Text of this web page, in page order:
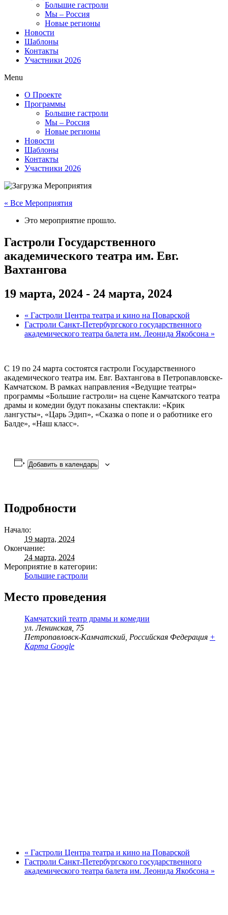
Большие гастроли
Мы – Россия
Новые регионы
Новости
Шаблоны
Контакты
Участники 2026
Menu
О Проекте
Программы
Большие гастроли
Мы – Россия
Новые регионы
Новости
Шаблоны
Контакты
Участники 2026
« Все Мероприятия
Это мероприятие прошло.
Гастроли Государственного
академического театра им. Евг.
Вахтангова
19 марта, 2024 - 24 марта, 2024
« Гастроли Центра театра и кино на Поварской
Гастроли Санкт-Петербургского государственного
академического театра балета им. Леонида Якобсона »
С 19 по 24 марта состоятся гастроли Государственного
академического театра им. Евг. Вахтангова в Петропавловске-
Камчатском. В рамках направления «Ведущие театры»
программы «Большие гастроли» на сцене Камчатского театра
драмы и комедии будут показаны спектакли: «Крик
лангусты», «Царь Эдип», «Сказка о попе и о работнике его
Балде», «Наш класс».
Добавить в календарь
Подробности
Начало:
19 марта, 2024
Окончание:
24 марта, 2024
Мероприятие в категории:
Большие гастроли
Место проведения
Камчатский театр драмы и комедии
ул. Ленинская, 75
Петропавловск-Камчатский Российская Федерация +
Карта Google
« Гастроли Центра театра и кино на Поварской
Гастроли Санкт-Петербургского государственного
академического театра балета им. Леонида Якобсона »